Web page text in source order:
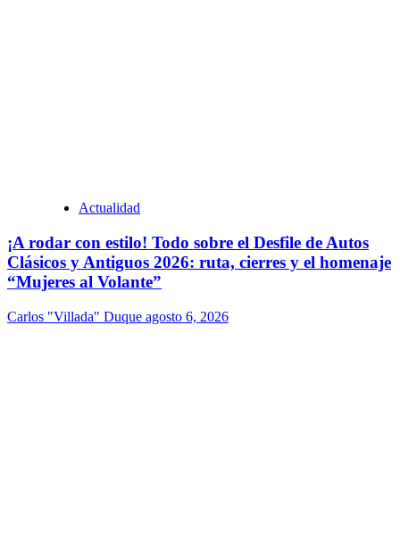
Actualidad
¡A rodar con estilo! Todo sobre el Desfile de Autos
Clásicos y Antiguos 2026: ruta, cierres y el homenaje
“Mujeres al Volante”
Carlos "Villada" Duque agosto 6, 2026